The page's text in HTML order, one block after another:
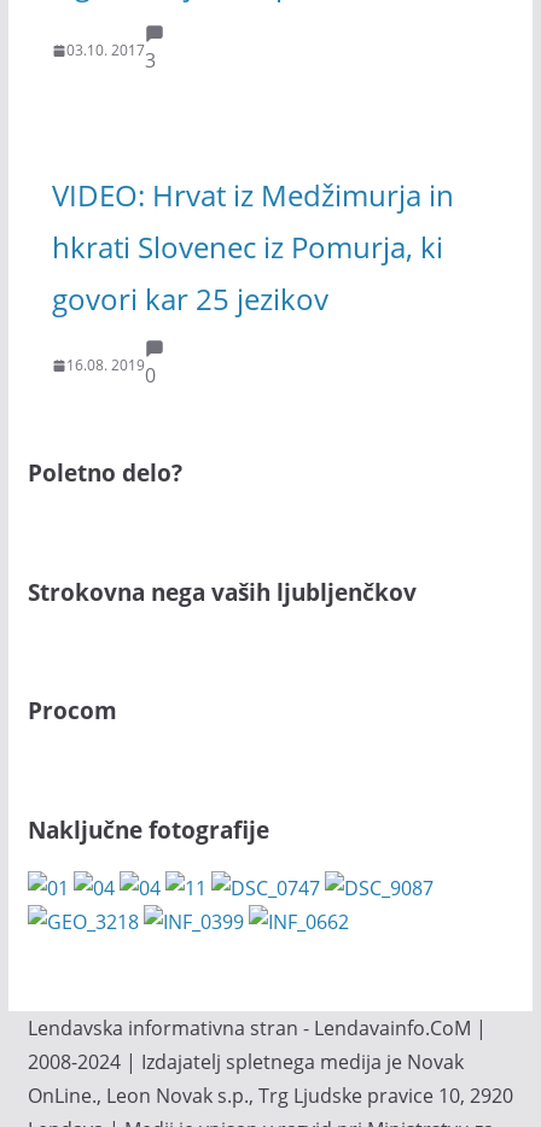
03.10. 20173
VIDEO: Hrvat iz Medžimurja in
hkrati Slovenec iz Pomurja, ki
govori kar 25 jezikov
16.08. 20190
Poletno delo?
Strokovna nega vaših ljubljenčkov
Procom
Naključne fotografije
Lendavska informativna stran - Lendavainfo.CoM |
2008-2024 | Izdajatelj spletnega medija je Novak
OnLine., Leon Novak s.p., Trg Ljudske pravice 10, 2920